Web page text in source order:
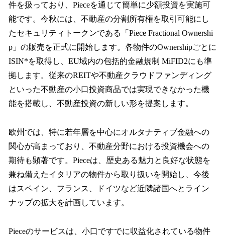
件を扱っており、Pieceを通じて簡単に少額投資を実施可
能です。今秋には、不動産の分割所有権を取引可能にし
たセキュリティトークンである「Piece Fractional Ownershi
p」の販売を正式に開始します。各物件のOwnershipごとに
ISIN*を取得し、EU域内の包括的金融規制 MiFID2にも準
拠します。従来のREITや不動産クラウドファンディング
といった不動産の小口投資商品では実現できなかった機
能を搭載し、不動産投資の新しい形を提案します。
欧州では、特に若年層を中心にオルタナティブ金融への
関心が高まっており、不動産分野における投資機会への
期待も顕著です。Pieceは、歴史ある魅力と良好な状態を
兼ね備えたイタリアの物件から取り扱いを開始し、今後
はスペイン、フランス、ドイツなど近隣諸国へとライン
ナップの拡大を計画しています。
Pieceのサービスは、小口ですでに収益化されている物件